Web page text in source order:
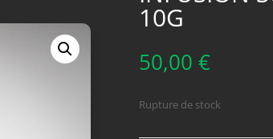
10G
50,00 €
Rupture de stock